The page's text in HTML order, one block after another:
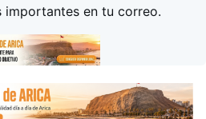
importantes en tu correo.